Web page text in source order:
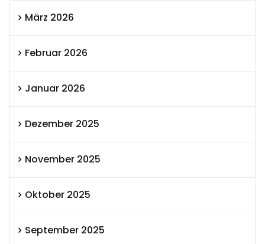
März 2026
Februar 2026
Januar 2026
Dezember 2025
November 2025
Oktober 2025
September 2025